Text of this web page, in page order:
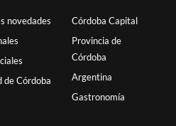
novedades
de Córdoba
Córdoba Capital
Provincia de
Córdoba
Argentina
Gastronomía